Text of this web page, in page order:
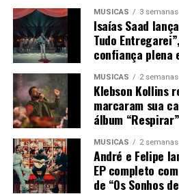
MÚSICAS 3
Isaías Saad
Tudo
confiança plena
MÚSICAS 2
Klebson Kollins
marcaram sua
álbum “Respirar”
MÚSICAS 2
André e Felipe
EP completo
de “Os Sonhos